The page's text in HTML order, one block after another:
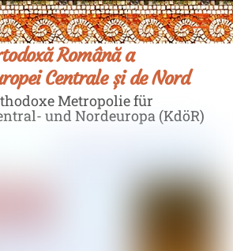
Română a
Centrale și de Nord
Metropolie für
und Nordeuropa (KdöR)